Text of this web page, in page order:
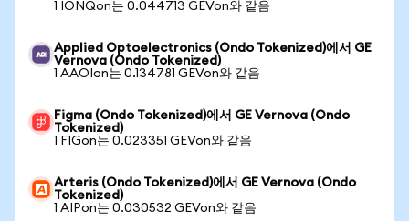
1 IONQon는 0.044713 GEVon와 같음
Applied Optoelectronics (Ondo Tokenized)에서 GE
Vernova (Ondo Tokenized)
1 AAOIon는 0.134781 GEVon와 같음
Figma (Ondo Tokenized)에서 GE Vernova (Ondo
Tokenized)
1 FIGon는 0.023351 GEVon와 같음
Arteris (Ondo Tokenized)에서 GE Vernova (Ondo
Tokenized)
1 AIPon는 0.030532 GEVon와 같음